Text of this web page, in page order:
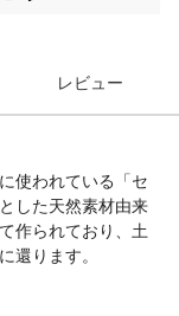
レビュー
使われている「セ
した天然素材由来
作られており、土
還ります。